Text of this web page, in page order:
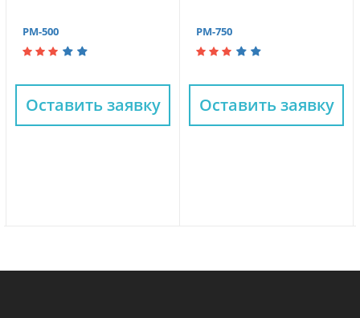
РМ-500
Оставить заявку
РМ-750
Оставить заявку